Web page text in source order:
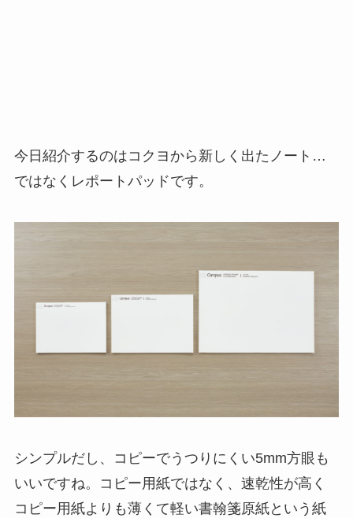
今日紹介するのはコクヨから新しく出たノート…
ではなくレポートパッドです。
シンプルだし、コピーでうつりにくい5mm方眼も
いいですね。コピー用紙ではなく、速乾性が高く
コピー用紙よりも薄くて軽い書翰箋原紙という紙